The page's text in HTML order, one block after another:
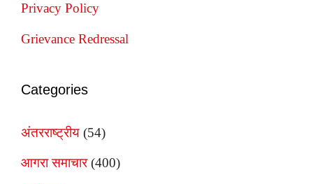
Privacy Policy
Grievance Redressal
Categories
अंतरराष्ट्रीय (54)
आगरा समाचार(400)